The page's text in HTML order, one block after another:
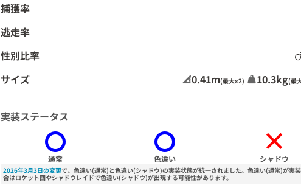
捕獲率
逃走率
性別比率
サイズ
0.41m(最大x2) 10.3kg(最
実装ステータス
通常 色違い
×
シャドウ
2026年3月3日の変更で、色違い(通常)と色違い(シャドウ)の実装状態が統一されました。色違い(通常)が実
合はロケット団やシャドウレイドで色違い(シャドウ)が出現する可能性があります。